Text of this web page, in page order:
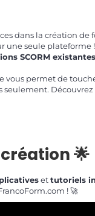
dans la création
une seule plateforme
SCORM existantes
vous permet de
🌟
ettutoriels
! 🚀